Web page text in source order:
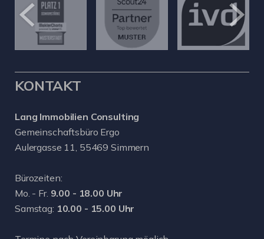
KONTAKT
Lang Immobilien Consulting
Gemeinschaftsbüro Ergo
Aulergasse 11, 55469 Simmern
Bürozeiten:
Mo. - Fr. 9.00 - 18.00 Uhr
Samstag: 10.00 - 15.00 Uhr